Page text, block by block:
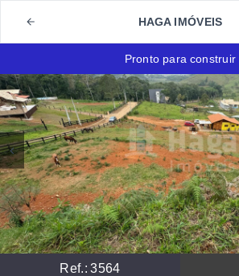
HAGA IMÓVEIS
Ref.:3564
Pronto para construir